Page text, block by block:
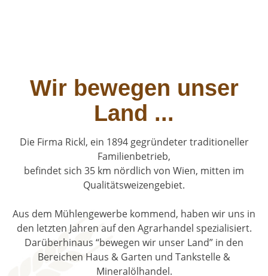
Wir bewegen unser
Land ...
Die Firma Rickl, ein 1894 gegründeter traditioneller
Familienbetrieb,
befindet sich 35 km nördlich von Wien, mitten im
Qualitätsweizengebiet.
Aus dem Mühlengewerbe kommend, haben wir uns in
den letzten Jahren auf den Agrarhandel spezialisiert.
Darüberhinaus “bewegen wir unser Land” in den
Bereichen Haus & Garten und Tankstelle &
Mineralölhandel.